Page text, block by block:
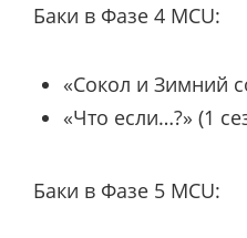
Баки в Фазе 4 MCU:
«Сокол и Зимний
«Что если…?» (1
Баки в Фазе 5 MCU: